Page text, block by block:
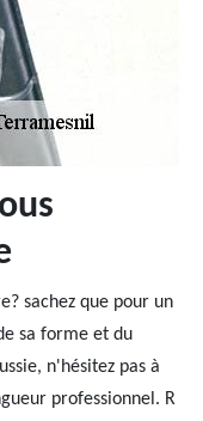
sachez que pour un
sa forme et du
n'hésitez pas à
professionnel. R